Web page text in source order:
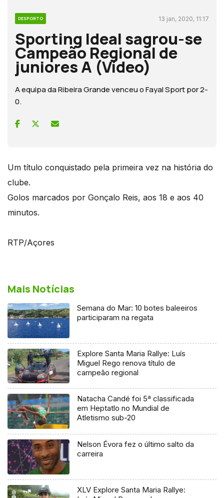
DESPORTO 13 jan, 2020, 11:17
Sporting Ideal sagrou-se
Campeão Regional de
juniores A (Vídeo)
A equipa da Ribeira Grande venceu o Fayal Sport por 2-
0.
Um título conquistado pela primeira vez na história do
clube.
Golos marcados por Gonçalo Reis, aos 18 e aos 40
minutos.
RTP/Açores
Mais Notícias
Semana do Mar: 10 botes baleeiros
participaram na regata
Explore Santa Maria Rallye: Luís
Miguel Rego renova título de
campeão regional
Natacha Candé foi 5ª classificada
em Heptatlo no Mundial de
Atletismo sub-20
Nelson Évora fez o último salto da
carreira
XLV Explore Santa Maria Rallye: